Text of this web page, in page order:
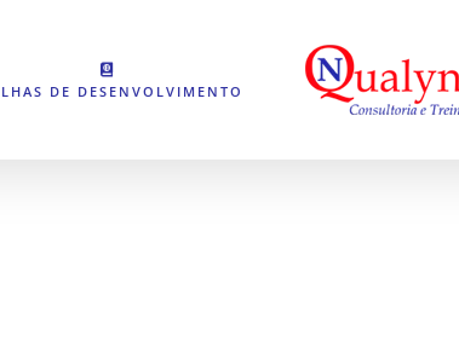
DE DESENVOLVIMENTO